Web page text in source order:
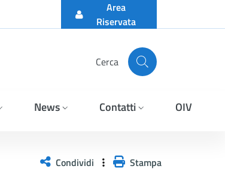
Area
Riservata
Cerca
News Contatti OIV
Condividi Stampa